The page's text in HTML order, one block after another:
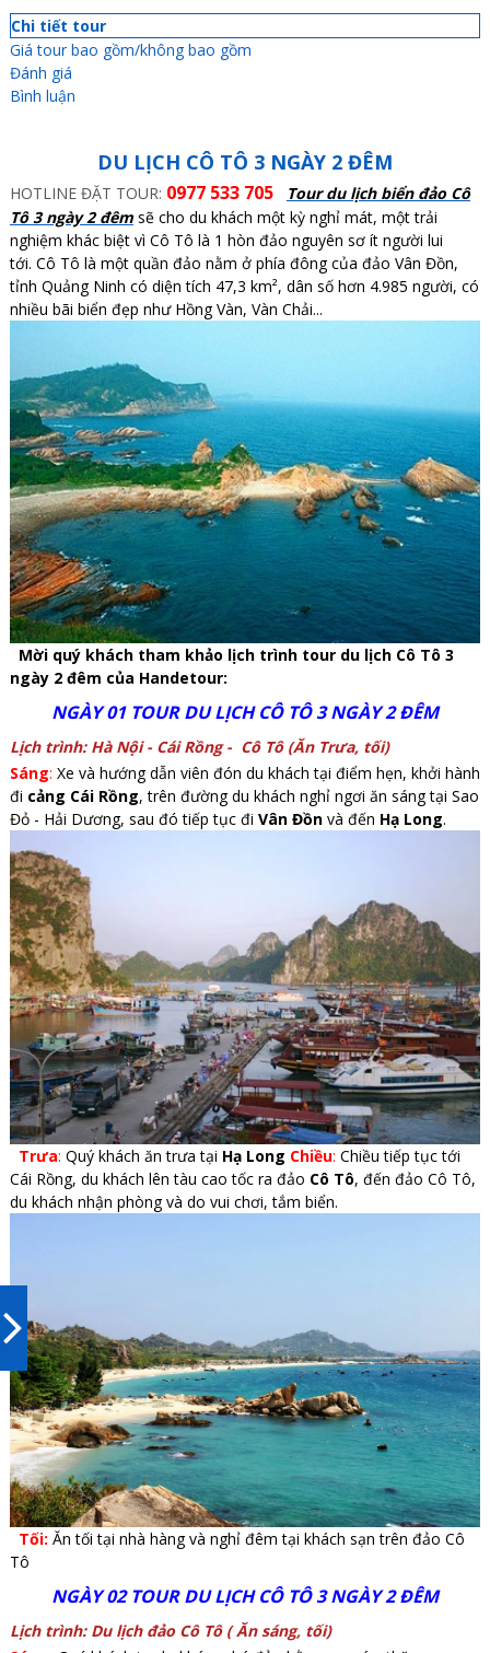
Chi tiết tour
Giá tour bao gồm/không bao gồm
Đánh giá
Bình luận
DU LỊCH CÔ TÔ 3 NGÀY 2 ĐÊM
HOTLINE ĐẶT TOUR: 0977 533 705
Tour du lịch biển đảo Cô
Tô 3 ngày 2 đêmsẽ cho du khách một kỳ nghỉ mát, một trải
nghiệm khác biệt vì Cô Tô là 1 hòn đảo nguyên sơ ít người lui
tới. Cô Tô là một quần đảo nằm ở phía đông của đảo Vân Đồn,
tỉnh Quảng Ninh có diện tích 47,3 km², dân số hơn 4.985 người, có
nhiều bãi biển đẹp như Hồng Vàn, Vàn Chải...
Mời quý khách tham khảo lịch trình tour du lịch Cô Tô 3
ngày 2 đêm của Handetour:
NGÀY 01 TOUR DU LỊCH CÔ TÔ 3 NGÀY 2 ĐÊM
Lịch trình: Hà Nội - Cái Rồng - Cô Tô (Ăn Trưa, tối)
Sáng: Xe và hướng dẫn viên đón du khách tại điểm hẹn, khởi hành
đi cảng Cái Rồng, trên đường du khách nghỉ ngơi ăn sáng tại Sao
Đỏ - Hải Dương, sau đó tiếp tục đi Vân Đồnvà đến Hạ Long.
Trưa: Quý khách ăn trưa tại Hạ Long Chiều: Chiều tiếp tục tới
Cái Rồng, du khách lên tàu cao tốc ra đảo Cô Tô, đến đảo Cô Tô,
du khách nhận phòng và do vui chơi, tắm biển.
Tối: Ăn tối tại nhà hàng và nghỉ đêm tại khách sạn trên đảo Cô
Tô
NGÀY 02 TOUR DU LỊCH CÔ TÔ 3 NGÀY 2 ĐÊM
Lịch trình: Du lịch đảo Cô Tô ( Ăn sáng, tối)